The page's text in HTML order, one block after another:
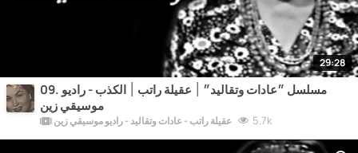
29:28
09. مسلسل ״عادات وتقاليد״ ׀ عقيلة راتب ׀ الكذب - راديو
موسيقي زين
عقيلة راتب - عادات وتقاليد - راديو موسيقي زين 5.7k